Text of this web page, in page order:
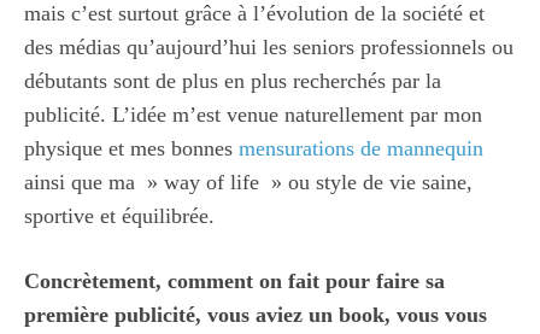
mais c’est surtout grâce à l’évolution de la société et
des médias qu’aujourd’hui les seniors professionnels ou
débutants sont de plus en plus recherchés par la
publicité. L’idée m’est venue naturellement par mon
physique et mes bonnes mensurations de mannequin
ainsi que ma » way of life » ou style de vie saine,
sportive et équilibrée.
Concrètement, comment on fait pour faire sa
première publicité, vous aviez un book, vous vous